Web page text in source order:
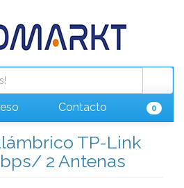
Contacto 0
TP-Link
2 Antenas